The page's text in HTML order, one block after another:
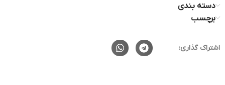
دسته بندی
برچسب
اشتراک گذاری: